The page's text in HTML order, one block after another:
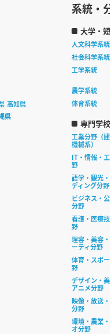
高知県
県
系統・
大学・
人文科学系統
社会科学系統
工学系統
農学系統
体育系統
専門学
工業分野（建
機械系）
IT・情報・
野
語学・観光
ディング分野
ビジネス・
分野
看護・医療
野
理容・美容
ーティ分野
体育・スポ
野
デザイン・美
アニメ分野
映像・放送
分野
環境・農業
オ分野